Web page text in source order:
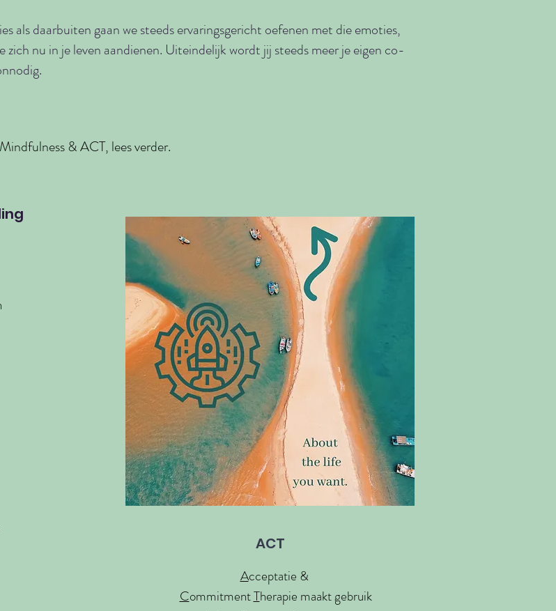
als daarbuiten gaan we steeds ervaringsgericht oefenen met die emoties,
nu in je leven aandienen. Uiteindelijk wordt jij steeds meer je eigen co-
& ACT, lees verder.
ACT
Acceptatie &
CommitmentTherapie maakt gebruik